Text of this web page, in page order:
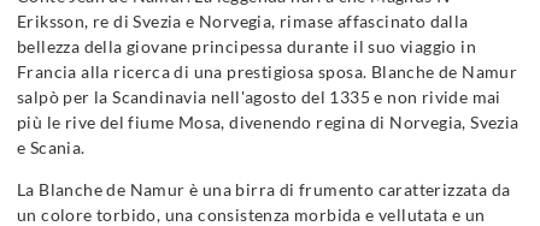
Eriksson, re di Svezia e Norvegia, rimase affascinato dalla
bellezza della giovane principessa durante il suo viaggio in
Francia alla ricerca di una prestigiosa sposa. Blanche de Namur
salpò per la Scandinavia nell'agosto del 1335 e non rivide mai
più le rive del fiume Mosa, divenendo regina di Norvegia, Svezia
e Scania.
La Blanche de Namur è una birra di frumento caratterizzata da
un colore torbido, una consistenza morbida e vellutata e un